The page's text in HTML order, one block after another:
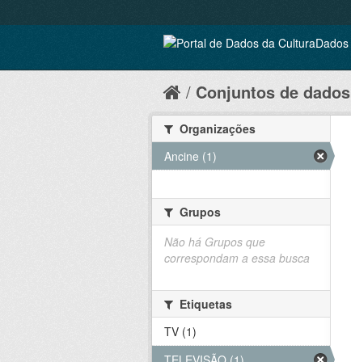
Conjuntos de dados
Organizações
Ancine (1)
Grupos
Não há Grupos que
correspondam a essa busca
Etiquetas
TV (1)